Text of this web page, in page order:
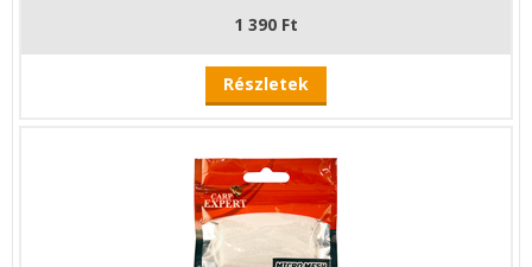
1 390 Ft
Részletek